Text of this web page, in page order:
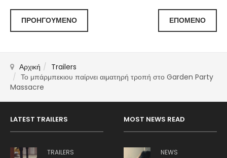
ΠΡΟΗΓΟΎΜΕΝΟ ΕΠΌΜΕΝΟ
Αρχική
Trailers
Το μπάρμπεκιου παίρνει αιματηρή τροπή στο Garden Party
Massacre
LATEST TRAILERS
TRAILERS
MOST NEWS READ
NEWS